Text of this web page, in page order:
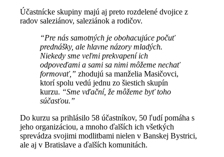
Účastnícke skupiny majú aj preto rozdelené dvojice z
radov saleziánov, saleziánok a rodičov.
“Pre nás samotných je obohacujúce počuť
prednášky, ale hlavne názory mladých.
Niekedy sme veľmi prekvapení ich
odpoveďami a sami sa nimi môžeme nechať
formovať,” zhodujú sa manželia Masičovci,
ktorí spolu vedú jednu zo šiestich skupín
kurzu. “Sme vďační, že môžeme byť toho
súčasťou.”
Do kurzu sa prihlásilo 58 účastníkov, 50 ľudí pomáha s
jeho organizáciou, a mnoho ďalších ich všetkých
sprevádza svojimi modlitbami nielen v Banskej Bystrici,
ale aj v Bratislave a ďalších komunitách.